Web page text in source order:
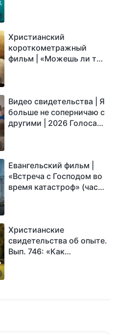
Христианский
короткометражный
фильм | «Можешь ли ты
Видео свидетельства | Я
больше не соперничаю с
другими | 2026 Голоса
Евангельский фильм |
«Встреча с Господом во
время катастроф» (часть
спасение?
Христианские
свидетельства об опыте.
Вып. 746: «Как